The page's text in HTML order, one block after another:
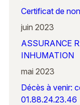
Certificat de
juin 2023
ASSURANCE
INHUMATION
mai 2023
Décès à venir:
01.88.24.23.46